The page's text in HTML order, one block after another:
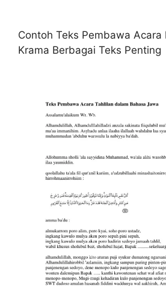
Contoh Teks Pembawa Acara
Krama Berbagai Teks Penting